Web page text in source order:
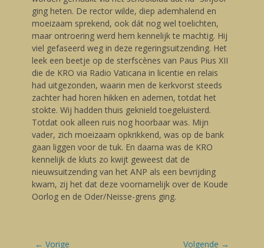
ging heten. De rector wilde, diep ademhalend en
moeizaam sprekend, ook dát nog wel toelichten,
maar ontroering werd hem kennelijk te machtig. Hij
viel gefaseerd weg in deze regeringsuitzending. Het
leek een beetje op de sterfscènes van Paus Pius XII
die de KRO via Radio Vaticana in licentie en relais
had uitgezonden, waarin men de kerkvorst steeds
zachter had horen hikken en ademen, totdat het
stokte. Wij hadden thuis geknield toegeluisterd.
Totdat ook alleen ruis nog hoorbaar was. Mijn
vader, zich moeizaam opkrikkend, was op de bank
gaan liggen voor de tuk. En daarna was de KRO
kennelijk de kluts zo kwijt geweest dat de
nieuwsuitzending van het ANP als een bevrijding
kwam, zij het dat deze voornamelijk over de Koude
Oorlog en de Oder/Neisse-grens ging.
Bericht
← Vorige Volgende →